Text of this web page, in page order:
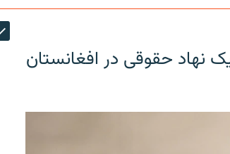
نهاد حقوقی در افغانستان